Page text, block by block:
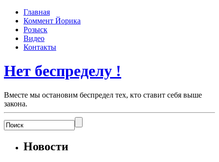
Главная
Коммент Йорика
Розыск
Видео
Контакты
Нет беспределу !
Вместе мы остановим беспредел тех, кто ставит себя выше
закона.
Новости